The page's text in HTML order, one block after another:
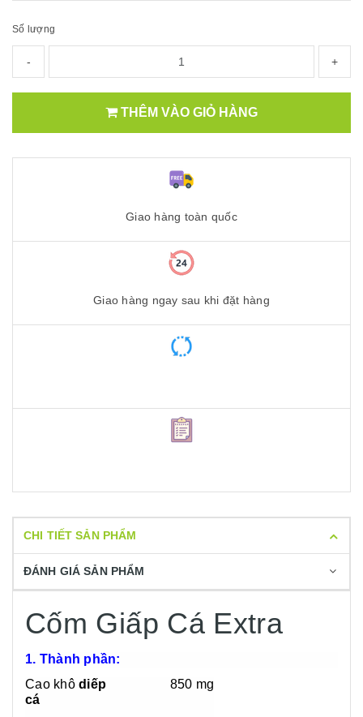
Số lượng
- +
THÊM VÀO GIỎ HÀNG
Giao hàng toàn quốc
Giao hàng ngay sau khi đặt hàng
CHI TIẾT SẢN PHẨM
ĐÁNH GIÁ SẢN PHẨM
Cốm Giấp Cá Extra
1. Thành phần:
Cao khô diếp
cá
850 mg